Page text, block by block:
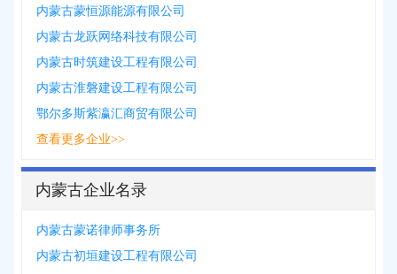
内蒙古蒙恒源能源有限公司
内蒙古龙跃网络科技有限公司
内蒙古时筑建设工程有限公司
内蒙古淮磐建设工程有限公司
鄂尔多斯紫瀛汇商贸有限公司
查看更多企业>>
内蒙古企业名录
内蒙古蒙诺律师事务所
内蒙古初垣建设工程有限公司